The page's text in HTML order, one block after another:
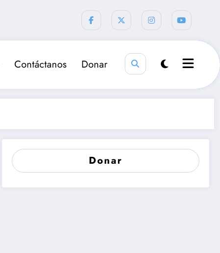
Contáctanos Donar
Donar